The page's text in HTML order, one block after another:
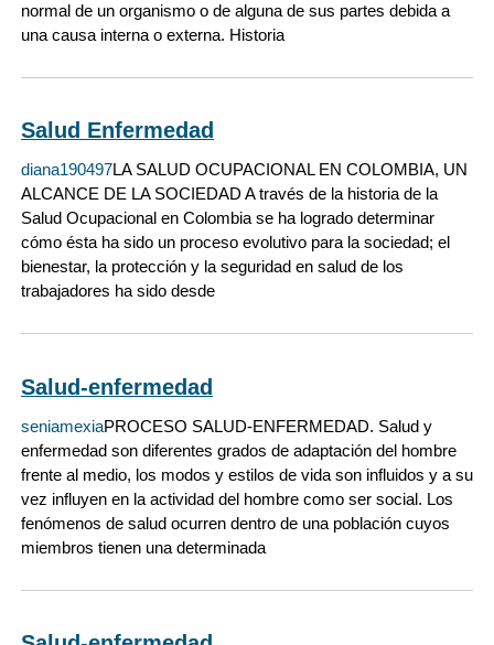
normal de un organismo o de alguna de sus partes debida a
una causa interna o externa. Historia
Salud Enfermedad
diana190497LA SALUD OCUPACIONAL EN COLOMBIA, UN
ALCANCE DE LA SOCIEDAD A través de la historia de la
Salud Ocupacional en Colombia se ha logrado determinar
cómo ésta ha sido un proceso evolutivo para la sociedad; el
bienestar, la protección y la seguridad en salud de los
trabajadores ha sido desde
Salud-enfermedad
seniamexiaPROCESO SALUD-ENFERMEDAD. Salud y
enfermedad son diferentes grados de adaptación del hombre
frente al medio, los modos y estilos de vida son influidos y a su
vez influyen en la actividad del hombre como ser social. Los
fenómenos de salud ocurren dentro de una población cuyos
miembros tienen una determinada